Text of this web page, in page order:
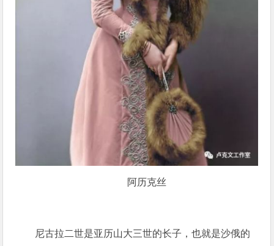
阿历克丝
尼古拉二世是亚历山大三世的长子，也就是沙俄的